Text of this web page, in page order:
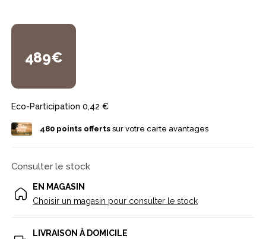
offre le confort de l'autonomie. Il est conçu pour des clôtures de
15 km en conditions idéales, 3 km avec une végétation
489€
Eco-Participation 0,42 €
480points offertssur votre carte avantages
Consulter le stock
EN MAGASIN
Choisir un magasin pour consulter le stock
LIVRAISON À DOMICILE